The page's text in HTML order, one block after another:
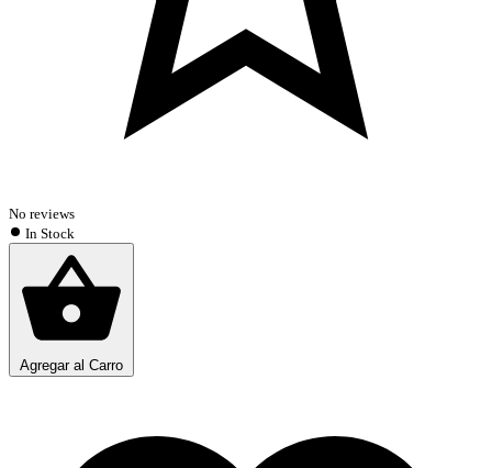
No reviews
In Stock
Agregar al Carro